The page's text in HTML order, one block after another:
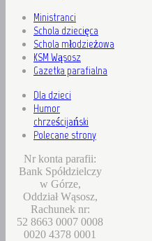
Ministranci
Schola dziecięca
Schola młodzieżowa
KSM Wąsosz
Gazetka parafialna
Dla dzieci
Humor
chrześcijański
Polecane strony
Nr konta parafii:
Bank Spółdzielczy
w Górze,
Oddział Wąsosz,
Rachunek nr:
52 8663 0007 0008
0020 4378 0001